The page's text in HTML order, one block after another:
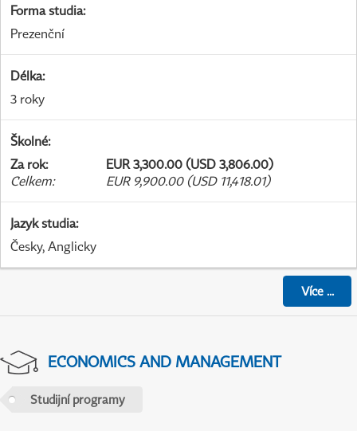
Forma studia:
Prezenční
Délka:
3 roky
Školné:
Za rok:
EUR 3,300.00 (USD 3,806.00)
Celkem: EUR 9,900.00 (USD 11,418.01)
Jazyk studia:
Česky, Anglicky
Více...
ECONOMICS AND MANAGEMENT
Studijní programy